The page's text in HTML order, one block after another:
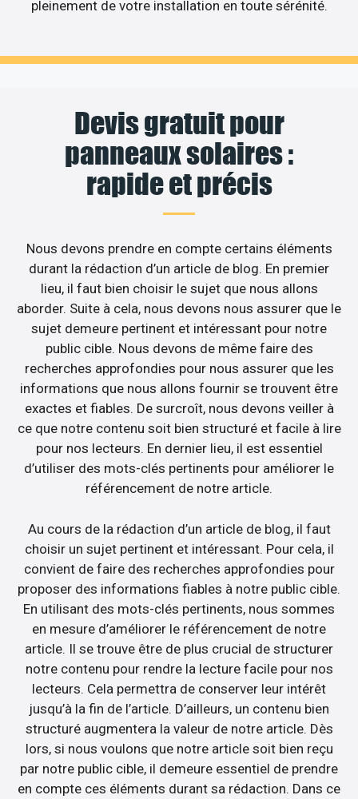
pleinement de votre installation en toute sérénité.
Devis gratuit pour
panneaux solaires :
rapide et précis
Nous devons prendre en compte certains éléments
durant la rédaction d’un article de blog. En premier
lieu, il faut bien choisir le sujet que nous allons
aborder. Suite à cela, nous devons nous assurer que le
sujet demeure pertinent et intéressant pour notre
public cible. Nous devons de même faire des
recherches approfondies pour nous assurer que les
informations que nous allons fournir se trouvent être
exactes et fiables. De surcroît, nous devons veiller à
ce que notre contenu soit bien structuré et facile à lire
pour nos lecteurs. En dernier lieu, il est essentiel
d’utiliser des mots-clés pertinents pour améliorer le
référencement de notre article.
Au cours de la rédaction d’un article de blog, il faut
choisir un sujet pertinent et intéressant. Pour cela, il
convient de faire des recherches approfondies pour
proposer des informations fiables à notre public cible.
En utilisant des mots-clés pertinents, nous sommes
en mesure d’améliorer le référencement de notre
article. Il se trouve être de plus crucial de structurer
notre contenu pour rendre la lecture facile pour nos
lecteurs. Cela permettra de conserver leur intérêt
jusqu’à la fin de l’article. D’ailleurs, un contenu bien
structuré augmentera la valeur de notre article. Dès
lors, si nous voulons que notre article soit bien reçu
par notre public cible, il demeure essentiel de prendre
en compte ces éléments durant sa rédaction. Dans ce